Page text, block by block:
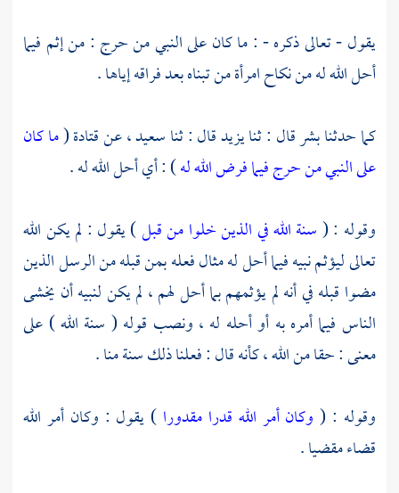
يقول - تعالى ذكره - : ما كان على النبي من حرج : من إثم فيما
أحل الله له من نكاح امرأة من تبناه بعد فراقه إياها .
كما حدثنابشرقال : ثنايزيدقال : ثناسعيد ،عنقتادة(ما كان
على النبي من حرج فيما فرض الله له) : أي أحل الله له .
وقوله : (سنة الله في الذين خلوا من قبل) يقول : لم يكن الله
تعالى ليؤثم نبيه فيما أحل له مثال فعله بمن قبله من الرسل الذين
مضوا قبله في أنه لم يؤثمهم بما أحل لهم ، لم يكن لنبيه أن يخشى
الناس فيما أمره به أو أحله له ، ونصب قوله ( سنة الله ) على
معنى : حقا من الله ، كأنه قال : فعلنا ذلك سنة منا .
وقوله : ( وكان أمر الله قدرا مقدورا ) يقول : وكان أمر الله
قضاء مقضيا .